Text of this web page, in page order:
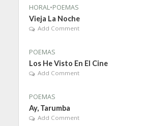
HORAL•POEMAS
Vieja La Noche
Add Comment
POEMAS
Los He Visto En El Cine
Add Comment
POEMAS
Ay, Tarumba
Add Comment